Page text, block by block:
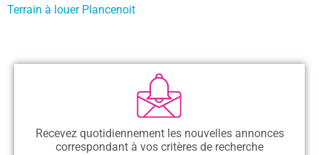
Terrain à louer Plancenoit
Recevez quotidiennement les nouvelles annonces
correspondant à vos critères de recherche